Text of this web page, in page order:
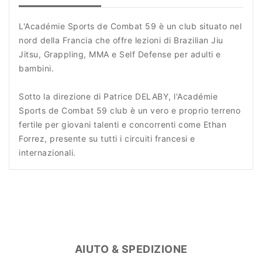
L'Académie Sports de Combat 59 è un club situato nel
nord della Francia che offre lezioni di Brazilian Jiu
Jitsu, Grappling, MMA e Self Defense per adulti e
bambini.
Sotto la direzione di Patrice DELABY, l'Académie
Sports de Combat 59 club è un vero e proprio terreno
fertile per giovani talenti e concorrenti come Ethan
Forrez, presente su tutti i circuiti francesi e
internazionali.
AIUTO & SPEDIZIONE